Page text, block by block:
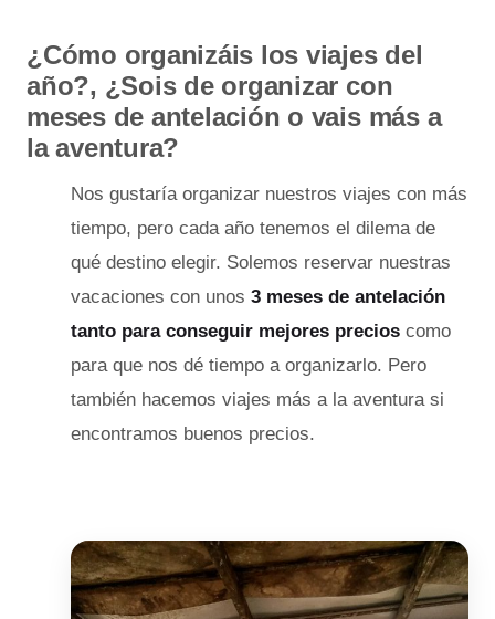
¿Cómo organizáis los viajes del
año?, ¿Sois de organizar con
meses de antelación o vais más a
la aventura?
Nos gustaría organizar nuestros viajes con más
tiempo, pero cada año tenemos el dilema de
qué destino elegir. Solemos reservar nuestras
vacaciones con unos 3 meses de antelación
tanto para conseguir mejores precios como
para que nos dé tiempo a organizarlo. Pero
también hacemos viajes más a la aventura si
encontramos buenos precios.